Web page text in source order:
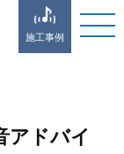
施工事例
アドバイ